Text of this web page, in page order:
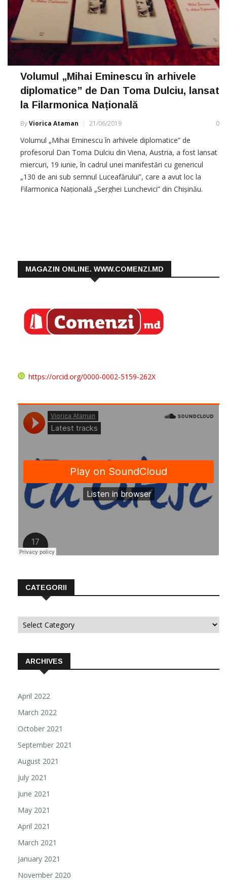
Volumul „Mihai Eminescu în arhivele
diplomatice” de Dan Toma Dulciu, lansat
la Filarmonica Națională
ByViorica Ataman 21/06/2019 0
Volumul „Mihai Eminescu în arhivele diplomatice” de
profesorul Dan Toma Dulciu din Viena, Austria, a fost lansat
miercuri, 19 iunie, în cadrul unei manifestări cu genericul
„130 de ani sub semnul Luceafărului”, care a avut loc la
Filarmonica Națională „Serghei Lunchevici” din Chișinău.
MAGAZIN ONLINE. WWW.COMENZI.MD
https://orcid.org/0000-0002-5159-262X
CATEGORII
Categorii
ARCHIVES
April 2022
March 2022
October 2021
September 2021
August 2021
July 2021
June 2021
May 2021
April 2021
March 2021
January 2021
November 2020